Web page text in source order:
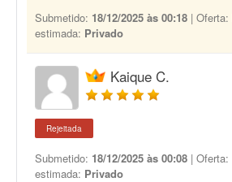
Submetido: 18/12/2025 às 00:18 | Oferta:
estimada: Privado
Kaique C.
Rejeitada
Submetido: 18/12/2025 às 00:08 | Oferta:
estimada: Privado